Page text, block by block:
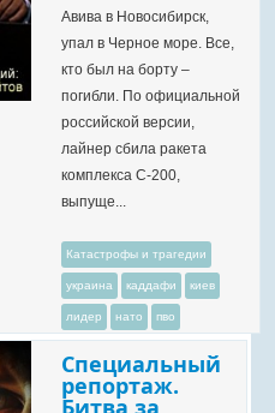
Авива в Новосибирск,
упал в Черное море. Все,
кто был на борту –
погибли. По официальной
российской версии,
лайнер сбила ракета
комплекса С-200,
выпуще...
Катастрофы и трагедии
украина каддафи киев
лидер нато пво
Специальный
репортаж.
Битва за